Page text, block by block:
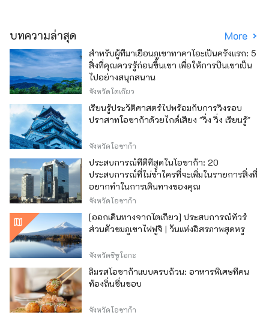
บทความล่าสุด More
สำหรับผู้ที่มาเยือนภูเขาทาคาโอะเป็นครั้งแรก: 5
สิ่งที่คุณควรรู้ก่อนขึ้นเขา เพื่อให้การปีนเขาเป็น
ไปอย่างสนุกสนาน
จังหวัดโตเกียว
เรียนรู้ประวัติศาสตร์ไปพร้อมกับการวิ่งรอบ
ปราสาทโอซาก้าด้วยไกด์เสียง "วิ่ง วิ่ง เรียนรู้"
จังหวัดโอซาก้า
ประสบการณ์ที่ดีที่สุดในโอซาก้า: 20
ประสบการณ์ที่ไม่ซ้ำใครที่จะเพิ่มในรายการสิ่งที่
อยากทำในการเดินทางของคุณ
จังหวัดโอซาก้า
[ออกเดินทางจากโตเกียว] ประสบการณ์ทัวร์
ส่วนตัวชมภูเขาไฟฟูจิ | วันแห่งอิสรภาพสุดหรู
จังหวัดชิซูโอกะ
ลิ้มรสโอซาก้าแบบครบถ้วน: อาหารพิเศษที่คน
ท้องถิ่นชื่นชอบ
จังหวัดโอซาก้า